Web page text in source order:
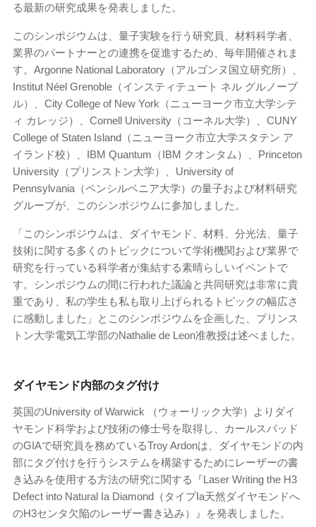
る最新の研究成果を発表しました。
このシンポジウムは、量子実験を行う研究員、材料科学者、
業界のパートナーとの連携を促進するため、毎年開催されま
す。Argonne National Laboratory（アルゴンヌ国立研究所）、
Institut Néel Grenoble（インスティテュート ネル グルノーブ
ル）、City College of New York（ニューヨーク市立大学シテ
ィ カレッジ）、Cornell University（コーネル大学）、CUNY
College of Staten Island（ニューヨーク市立大学スタテン ア
イランド校）、IBM Quantum（IBM クオンタム）、Princeton
University（プリンストン大学）、University of
Pennsylvania（ペンシルベニア大学）の量子および材料研究
グループが、このシンポジウムに参加しました。
「このシンポジウムは、ダイヤモンド、材料、分光法、量子
技術に関する多くのトピックについて学術機関および業界で
研究を行っている科学者が集結する素晴らしいイベントで
す。シンポジウムの間に行われた議論と共同研究は非常に貴
重であり、私の学生も私も取り上げられるトピックの幅広さ
に感動しました」とこのシンポジウムを企画した、プリンス
トン大学電気工学部のNathalie de Leon准教授は述べました。
ダイヤモンド内部のタグ付け
英国のUniversity of Warwick （ウォーリック大学）よりダイ
ヤモンド科学および技術の修士号を取得し、カールスバッド
のGIAで研究員を務めているTroy Ardonは、ダイヤモンドの内
部にタグ付けを行うシステムを構築するためにレーザーの書
き込みを使用する方法の研究に関する『Laser Writing the H3
Defect into Natural Ia Diamond（タイプIa天然ダイヤモンドへ
のH3センタ欠陥のレーザー書き込み）』を発表しました。